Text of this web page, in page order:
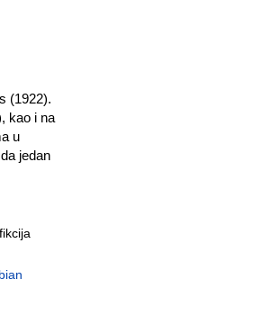
(1922).
kao i na
u
jedan